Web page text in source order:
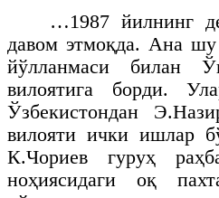
…1987 йилнинг
давом этмоқда. Ана
йўлланмаси билан
вилоятига борди.
Ўзбекистондан
вилояти ички ишлар
К.Чориев гуруҳ
ноҳиясидаги оқ